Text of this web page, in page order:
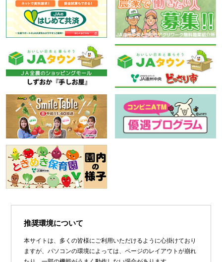
推奨環境について
本サイトは、多くの皆様にご利用いただけるように心掛けており
ますが、パソコンの環境によっては、ページのレイアウトが崩れ